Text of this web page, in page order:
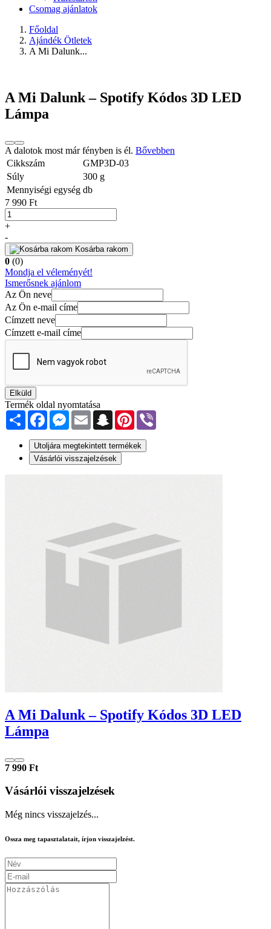
Csomag ajánlatok
Főoldal
Ajándék Ötletek
A Mi Dalunk...
A Mi Dalunk – Spotify Kódos 3D LED
Lámpa
A dalotok most már fényben is él. Bővebben
Cikkszám
GMP3D-03
Súly
300 g
Mennyiségi egység db
7 990 Ft
+
-
Kosárba rakom
0 (0)
Mondja el véleményét!
Ismerősnek ajánlom
Az Ön neve
Az Ön e-mail címe
Címzett neve
Címzett e-mail címe
Elküld
Termék oldal nyomtatása
Share FacebookMessenger
Email SnapchatPinterest
Utoljára megtekintett termékek
Vásárlói visszajelzések
A Mi Dalunk – Spotify Kódos 3D LED
Lámpa
7 990 Ft
Vásárlói visszajelzések
Még nincs visszajelzés...
Ossza meg tapasztalatait, írjon visszajelzést.